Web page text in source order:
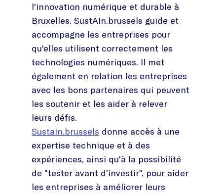
l'innovation numérique et durable à
Bruxelles. SustAIn.brussels guide et
accompagne les entreprises pour
qu'elles utilisent correctement les
technologies numériques. Il met
également en relation les entreprises
avec les bons partenaires qui peuvent
les soutenir et les aider à relever
leurs défis.
Sustain.brussels donne accès à une
expertise technique et à des
expériences, ainsi qu'à la possibilité
de "tester avant d'investir", pour aider
les entreprises à améliorer leurs